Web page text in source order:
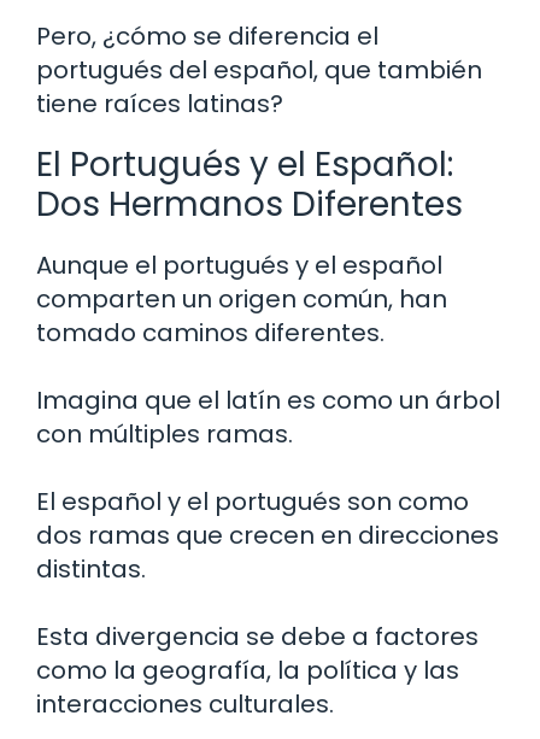
Pero, ¿cómo se diferencia el
portugués del español, que también
tiene raíces latinas?
El Portugués y el Español:
Dos Hermanos Diferentes
Aunque el portugués y el español
comparten un origen común, han
tomado caminos diferentes.
Imagina que el latín es como un árbol
con múltiples ramas.
El español y el portugués son como
dos ramas que crecen en direcciones
distintas.
Esta divergencia se debe a factores
como la geografía, la política y las
interacciones culturales.